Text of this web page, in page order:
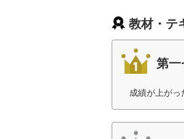
教材・テ
第一
成績が上がっ